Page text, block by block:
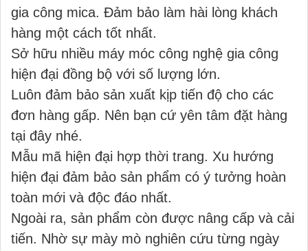
gia công mica. Đảm bảo làm hài lòng khách
hàng một cách tốt nhất.
Sở hữu nhiều máy móc công nghệ gia công
hiện đại đồng bộ với số lượng lớn.
Luôn đảm bảo sản xuất kịp tiến độ cho các
đơn hàng gấp. Nên bạn cứ yên tâm đặt hàng
tại đây nhé.
Mẫu mã hiện đại hợp thời trang. Xu hướng
hiện đại đảm bảo sản phẩm có ý tưởng hoàn
toàn mới và độc đáo nhất.
Ngoài ra, sản phẩm còn được nâng cấp và cải
tiến. Nhờ sự mày mò nghiên cứu từng ngày